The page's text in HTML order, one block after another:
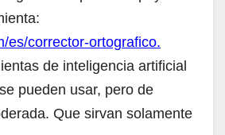
es/corrector-ortografico.
de inteligencia artificial
pueden usar, pero de
Que sirvan solamente